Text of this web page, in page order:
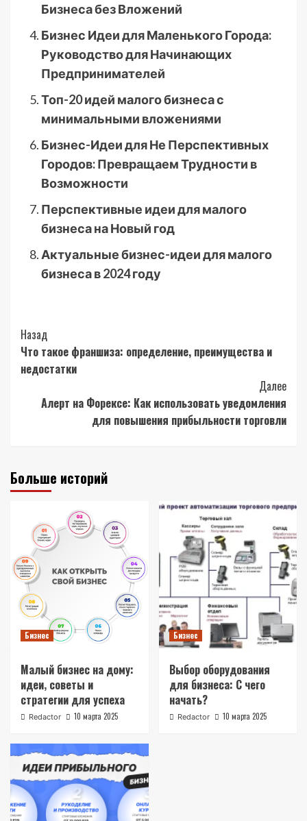
Бизнеса без Вложений
Бизнес Идеи для Маленького Города:
Руководство для Начинающих
Предпринимателей
Топ-20 идей малого бизнеса с
минимальными вложениями
Бизнес-Идеи для Не Перспективных
Городов: Превращаем Трудности в
Возможности
Перспективные идеи для малого
бизнеса на Новый год
Актуальные бизнес-идеи для малого
бизнеса в 2024 году
Post
Navigation
Назад
Что такое франшиза: определение, преимущества и
недостатки
Далее
Алерт на Форексе: Как использовать уведомления
для повышения прибыльности торговли
Больше историй
Бизнес
Малый бизнес на дому:
идеи‚ советы и
стратегии для успеха
Redactor 10 марта 2025
Бизнес
Выбор оборудования
для бизнеса: С чего
начать?
Redactor 10 марта 2025